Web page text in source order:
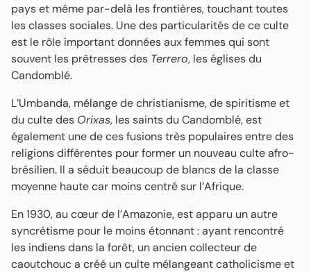
pays et même par-delà les frontières, touchant toutes
les classes sociales. Une des particularités de ce culte
est le rôle important données aux femmes qui sont
souvent les prêtresses des Terrero, les églises du
Candomblé.
L’Umbanda, mélange de christianisme, de spiritisme et
du culte des Orixas, les saints du Candomblé, est
également une de ces fusions très populaires entre des
religions différentes pour former un nouveau culte afro-
brésilien. Il a séduit beaucoup de blancs de la classe
moyenne haute car moins centré sur l’Afrique.
En 1930, au cœur de l’Amazonie, est apparu un autre
syncrétisme pour le moins étonnant : ayant rencontré
les indiens dans la forêt, un ancien collecteur de
caoutchouc a créé un culte mélangeant catholicisme et